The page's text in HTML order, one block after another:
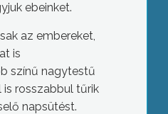
ebeinket.
az embereket,
is
színű nagytestű
is rosszabbul tűrik
napsütést.